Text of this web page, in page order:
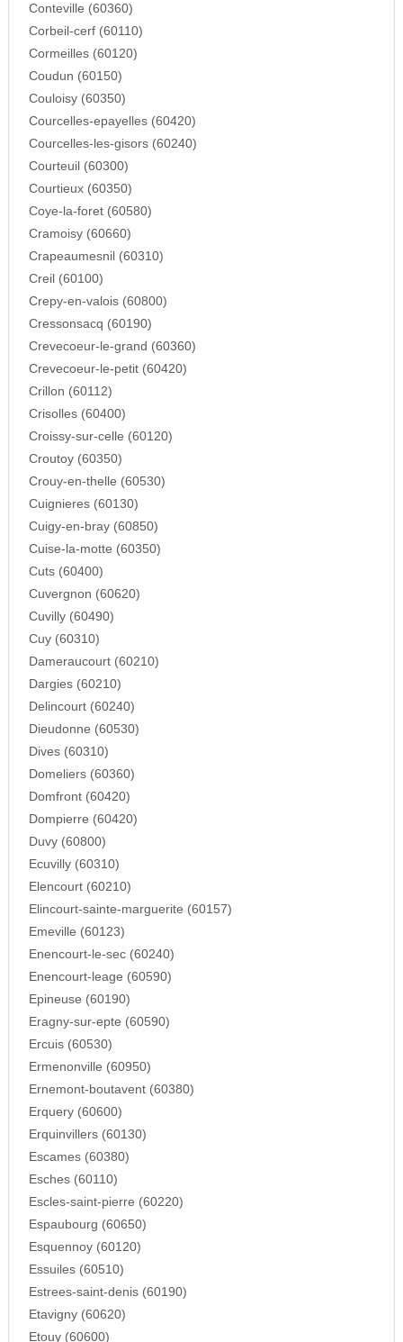
Conteville (60360)
Corbeil-cerf (60110)
Cormeilles (60120)
Coudun (60150)
Couloisy (60350)
Courcelles-epayelles (60420)
Courcelles-les-gisors (60240)
Courteuil (60300)
Courtieux (60350)
Coye-la-foret (60580)
Cramoisy (60660)
Crapeaumesnil (60310)
Creil (60100)
Crepy-en-valois (60800)
Cressonsacq (60190)
Crevecoeur-le-grand (60360)
Crevecoeur-le-petit (60420)
Crillon (60112)
Crisolles (60400)
Croissy-sur-celle (60120)
Croutoy (60350)
Crouy-en-thelle (60530)
Cuignieres (60130)
Cuigy-en-bray (60850)
Cuise-la-motte (60350)
Cuts (60400)
Cuvergnon (60620)
Cuvilly (60490)
Cuy (60310)
Dameraucourt (60210)
Dargies (60210)
Delincourt (60240)
Dieudonne (60530)
Dives (60310)
Domeliers (60360)
Domfront (60420)
Dompierre (60420)
Duvy (60800)
Ecuvilly (60310)
Elencourt (60210)
Elincourt-sainte-marguerite (60157)
Emeville (60123)
Enencourt-le-sec (60240)
Enencourt-leage (60590)
Epineuse (60190)
Eragny-sur-epte (60590)
Ercuis (60530)
Ermenonville (60950)
Ernemont-boutavent (60380)
Erquery (60600)
Erquinvillers (60130)
Escames (60380)
Esches (60110)
Escles-saint-pierre (60220)
Espaubourg (60650)
Esquennoy (60120)
Essuiles (60510)
Estrees-saint-denis (60190)
Etavigny (60620)
Etouy (60600)